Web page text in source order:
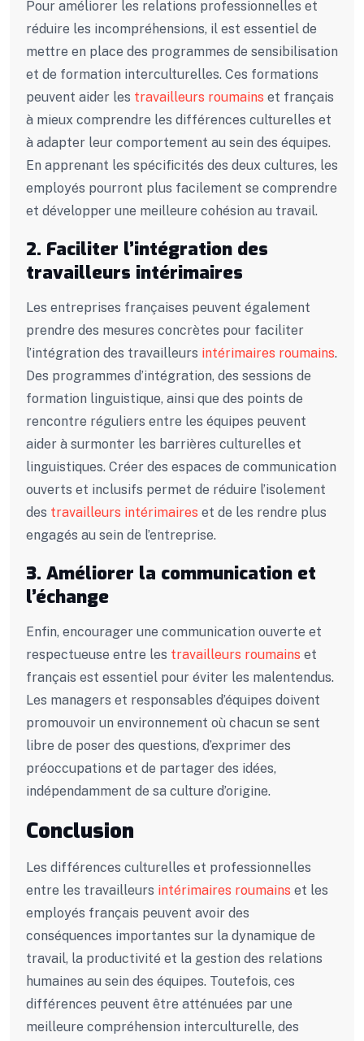
Pour améliorer les relations professionnelles et
réduire les incompréhensions, il est essentiel de
mettre en place des programmes de sensibilisation
et de formation interculturelles. Ces formations
peuvent aider les travailleurs roumains et français
à mieux comprendre les différences culturelles et
à adapter leur comportement au sein des équipes.
En apprenant les spécificités des deux cultures, les
employés pourront plus facilement se comprendre
et développer une meilleure cohésion au travail.
2. Faciliter l’intégration des
travailleurs intérimaires
Les entreprises françaises peuvent également
prendre des mesures concrètes pour faciliter
l’intégration des travailleurs intérimaires roumains.
Des programmes d’intégration, des sessions de
formation linguistique, ainsi que des points de
rencontre réguliers entre les équipes peuvent
aider à surmonter les barrières culturelles et
linguistiques. Créer des espaces de communication
ouverts et inclusifs permet de réduire l’isolement
des travailleurs intérimaires et de les rendre plus
engagés au sein de l’entreprise.
3. Améliorer la communication et
l’échange
Enfin, encourager une communication ouverte et
respectueuse entre les travailleurs roumains et
français est essentiel pour éviter les malentendus.
Les managers et responsables d’équipes doivent
promouvoir un environnement où chacun se sent
libre de poser des questions, d’exprimer des
préoccupations et de partager des idées,
indépendamment de sa culture d’origine.
Conclusion
Les différences culturelles et professionnelles
entre les travailleurs intérimaires roumains et les
employés français peuvent avoir des
conséquences importantes sur la dynamique de
travail, la productivité et la gestion des relations
humaines au sein des équipes. Toutefois, ces
différences peuvent être atténuées par une
meilleure compréhension interculturelle, des